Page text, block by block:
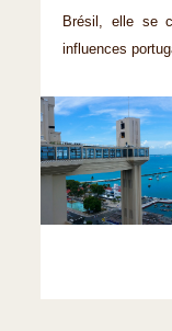
Brésil, elle se
influences